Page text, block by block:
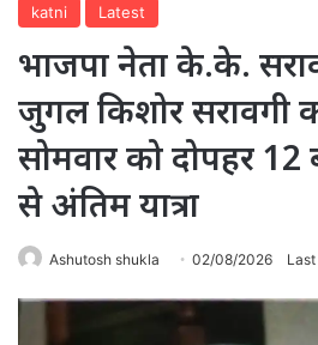
katni Latest
भाजपा नेता के.के.
जुगल किशोर सरावगी
सोमवार को दोपहर
से अंतिम यात्रा
Ashutosh shukla 02/08/2026